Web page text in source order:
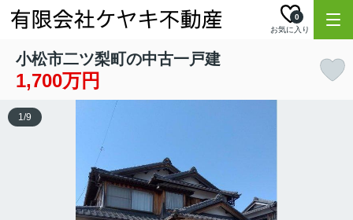
お気に入り
0
小松市二ツ梨町の中古一戸建
1,700万円
1/9